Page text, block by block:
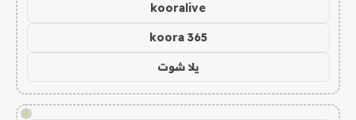
kooralive
koora 365
يلا شوت
!